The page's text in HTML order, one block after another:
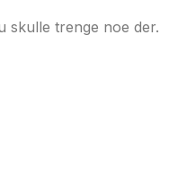
skulle trenge noe der.